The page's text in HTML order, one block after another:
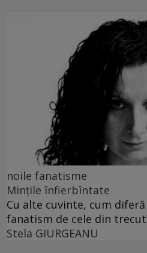
noile fanatisme
Mințile înfierbîntate
Cu alte cuvinte, cum
fanatism de cele din
Stela GIURGEANU